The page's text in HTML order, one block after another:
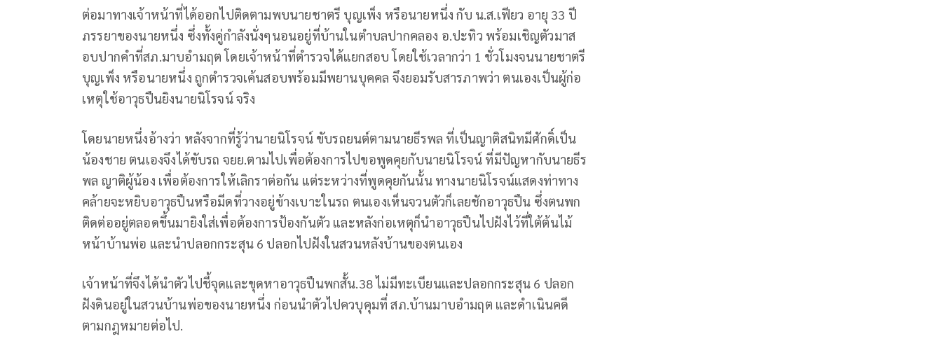
ต่อมาทางเจ้าหน้าที่ได้ออกไปติดตามพบนายชาตรี บุญเพ็ง หรือนายหนึ่ง กับ น.ส.เฟียว อายุ 33 ปี
ภรรยาของนายหนึ่ง ซึ่งทั้งคู่กำลังนั่งๆนอนอยู่ที่บ้านในตำบลปากคลอง อ.ปะทิว พร้อมเชิญตัวมาส
อบปากคำที่สภ.มาบอำมฤต โดยเจ้าหน้าที่ตำรวจได้แยกสอบ โดยใช้เวลากว่า 1 ชั่วโมงจนนายชาตรี
บุญเพ็ง หรือนายหนึ่ง ถูกตำรวจเค้นสอบพร้อมมีพยานบุคคล จึงยอมรับสารภาพว่า ตนเองเป็นผู้ก่อ
เหตุใช้อาวุธปืนยิงนายนิโรจน์ จริง
โดยนายหนึ่งอ้างว่า หลังจากที่รู้ว่านายนิโรจน์ ขับรถยนต์ตามนายธีรพล ที่เป็นญาติสนิทมีศักดิ์เป็น
น้องชาย ตนเองจึงได้ขับรถ จยย.ตามไปเพื่อต้องการไปขอพูดคุยกับนายนิโรจน์ ที่มีปัญหากับนายธีร
พล ญาติผู้น้อง เพื่อต้องการให้เลิกราต่อกัน แต่ระหว่างที่พูดคุยกันนั้น ทางนายนิโรจน์แสดงท่าทาง
คล้ายจะหยิบอาวุธปืนหรือมีดที่วางอยู่ข้างเบาะในรถ ตนเองเห็นจวนตัวก็เลยชักอาวุธปืน ซึ่งตนพก
ติดต่ออยู่ตลอดขึ้นมายิงใส่เพื่อต้องการป้องกันตัว และหลังก่อเหตุก็นำอาวุธปืนไปฝังไว้ที่ใต้ต้นไม้
หน้าบ้านพ่อ และนำปลอกกระสุน 6 ปลอกไปฝังในสวนหลังบ้านของตนเอง
เจ้าหน้าที่จึงได้นำตัวไปชี้จุดและขุดหาอาวุธปืนพกสั้น.38 ไม่มีทะเบียนและปลอกกระสุน 6 ปลอก
ฝังดินอยู่ในสวนบ้านพ่อของนายหนึ่ง ก่อนนำตัวไปควบุคุมที่ สภ.บ้านมาบอำมฤต และดำเนินคดี
ตามกฎหมายต่อไป.